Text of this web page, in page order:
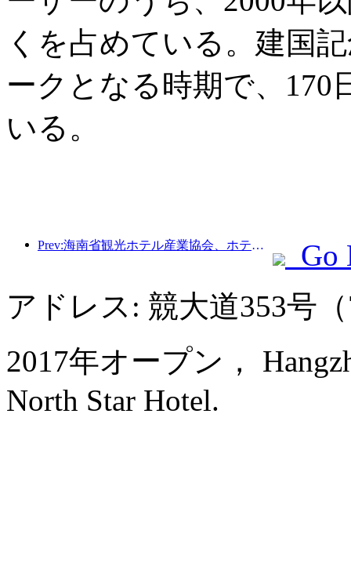
くを占めている。建国
ークとなる時期で、170
いる。
Prev:海南省観光ホ​​テル産業協会、ホテルを被災住民の一時的な避難所にすることを提案
Go
アドレス: 競大道353号
2017年オープン，
North Star Hotel.